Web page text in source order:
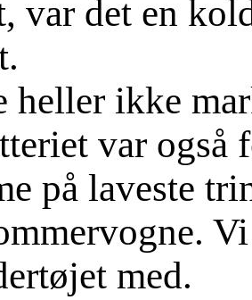
var det en
heller ikke
var
på laveste
med.